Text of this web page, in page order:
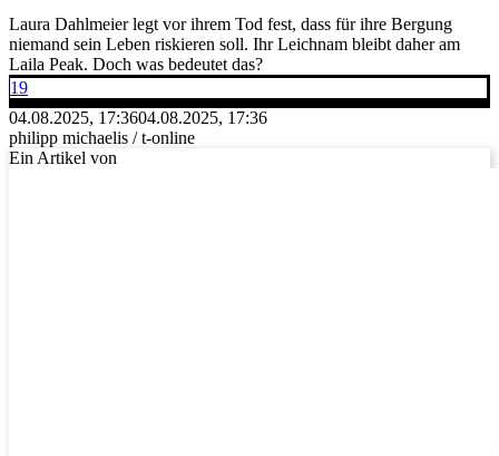
Laura Dahlmeier legt vor ihrem Tod fest, dass für ihre Bergung
niemand sein Leben riskieren soll. Ihr Leichnam bleibt daher am
Laila Peak. Doch was bedeutet das?
19
04.08.2025, 17:3604.08.2025, 17:36
philipp michaelis / t-online
Ein Artikel von